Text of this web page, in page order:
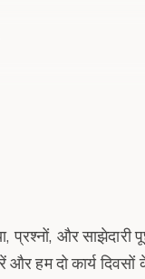
प्रश्नों, और साझेदारी
हम दो कार्य दिवसों